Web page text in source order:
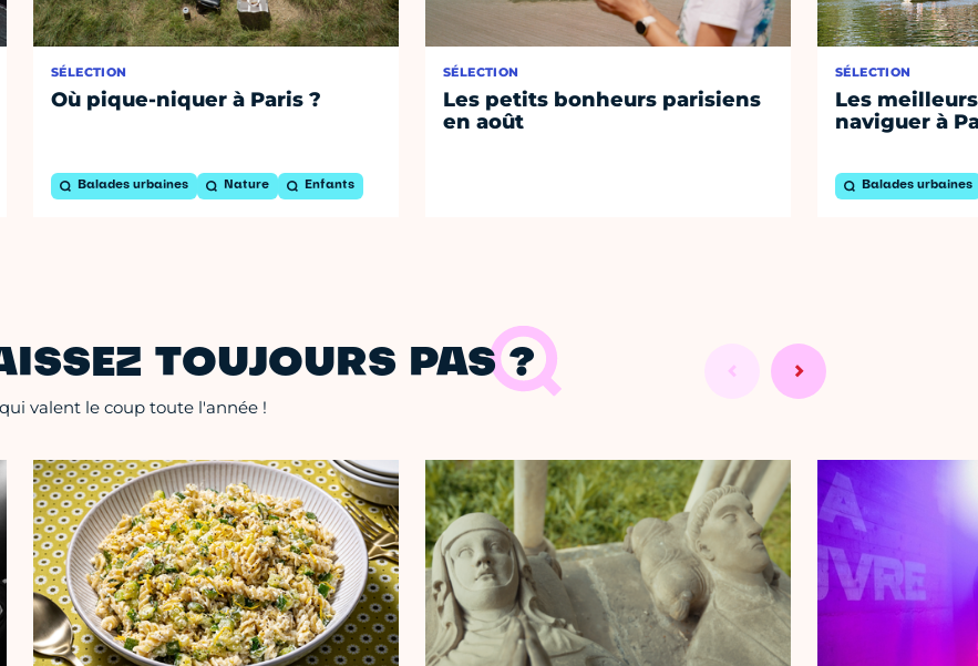
SÉLECTION
Où pique-niquer à Paris ?
Balades urbaines Nature Enfants
SÉLECTION
Les petits bonheurs parisiens
en août
SÉLECTION
Les
naviguer à
Balades urbaines
TOUJOURS PAS ?
valent le coup toute l'année !